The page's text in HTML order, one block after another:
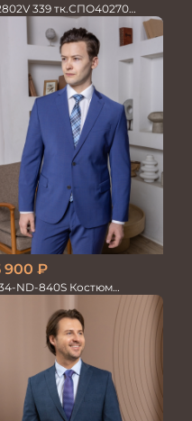
339 тк.СПО40270
мужской
900 ₽
ND-840S Костюм
двойка